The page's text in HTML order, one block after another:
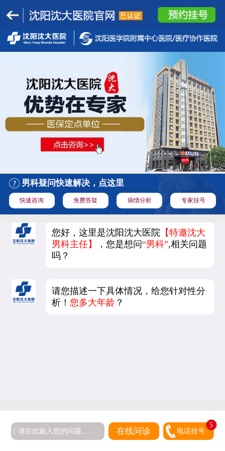
男科疑问快速解决，点这里
快速咨询 免费答疑 病情分析 专家挂号
您好，这里是沈阳沈大医院 【特邀沈大
男科主任】
，您是想问“男科”,相关问题
吗？
请您描述一下具体情况，给您针对性分
析！您多大年龄 ？
在线问诊 电话挂号
5